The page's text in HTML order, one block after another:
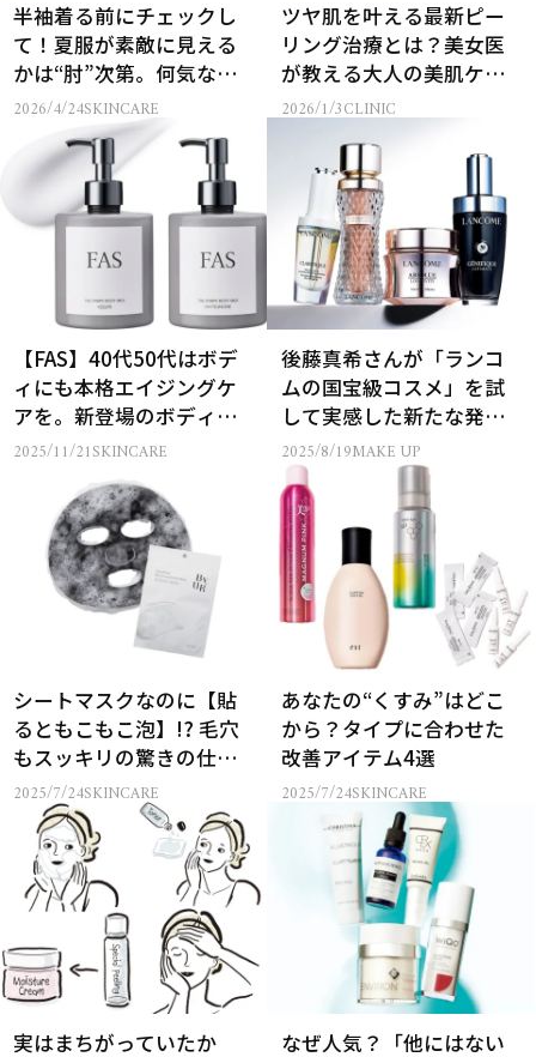
半袖着る前にチェックし
て！夏服が素敵に見える
かは“肘”次第。何気ない
動作が実は黒ずみに…
2026/4/24SKINCARE
ツヤ肌を叶える最新ピー
リング治療とは？美女医
が教える大人の美肌ケア
【Before／After】
2026/1/3CLINIC
【FAS】40代50代はボデ
ィにも本格エイジングケ
アを。新登場のボディミ
ルク＆ハンドクリームが
2025/11/21SKINCARE
後藤真希さんが「ランコ
ムの国宝級コスメ」を試
して実感した新たな発見
とは？
2025/8/19MAKE UP
シートマスクなのに【貼
るともこもこ泡】!? 毛穴
もスッキリの驚きの仕組
みとは
2025/7/24SKINCARE
あなたの“くすみ”はどこ
から？タイプに合わせた
改善アイテム4選
2025/7/24SKINCARE
実はまちがっていたか
なぜ人気？「他にはない